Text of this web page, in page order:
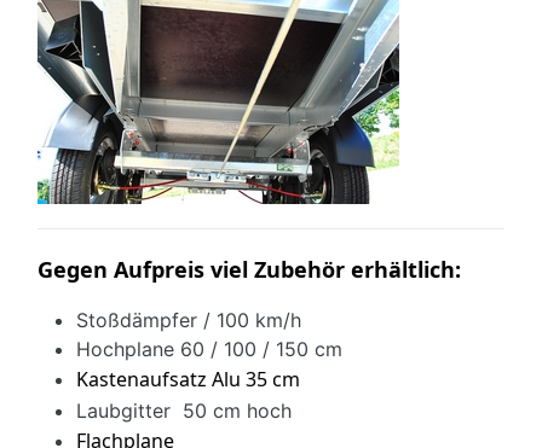
Gegen Aufpreis viel Zubehör erhältlich:
Stoßdämpfer / 100 km/h
Hochplane 60 / 100 / 150 cm
Kastenaufsatz Alu 35 cm
Laubgitter 50 cm hoch
Flachplane